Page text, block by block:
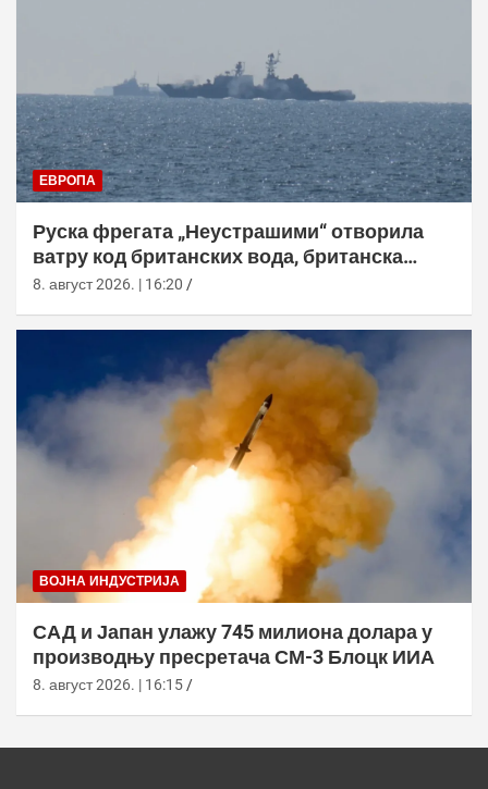
ЕВРОПА
Руска фрегата „Неустрашими“ отворила
ватру код британских вода, британска
морнарица појачала праћење
8. август 2026. | 16:20
ВОЈНА ИНДУСТРИЈА
САД и Јапан улажу 745 милиона долара у
производњу пресретача СМ-3 Блоцк ИИА
8. август 2026. | 16:15